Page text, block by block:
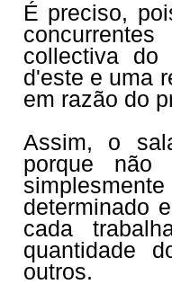
É preciso,
collectiva do
d'este e uma
em razão do
Assim, o
porque não
determinado
cada
quantidade
outros.